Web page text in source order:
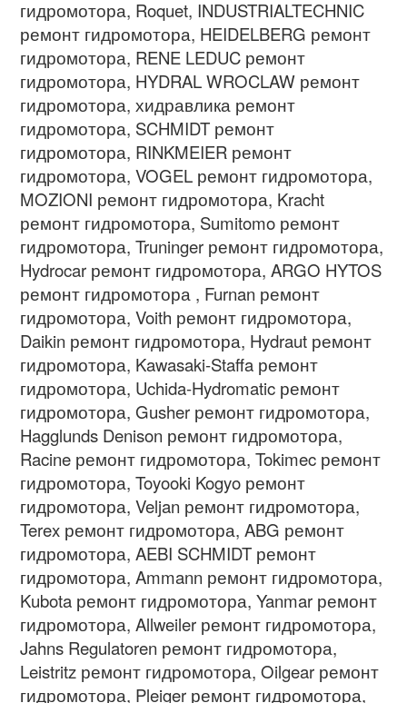
гидромотора, Roquet, INDUSTRIALTECHNIC
ремонт гидромотора, HEIDELBERG ремонт
гидромотора, RENE LEDUC ремонт
гидромотора, HYDRAL WROCLAW ремонт
гидромотора, хидравлика ремонт
гидромотора, SCHMIDT ремонт
гидромотора, RINKMEIER ремонт
гидромотора, VOGEL ремонт гидромотора,
MOZIONI ремонт гидромотора, Kracht
ремонт гидромотора, Sumitomo ремонт
гидромотора, Truninger ремонт гидромотора,
Hydrocar ремонт гидромотора, ARGO HYTOS
ремонт гидромотора , Furnan ремонт
гидромотора, Voith ремонт гидромотора,
Daikin ремонт гидромотора, Hydraut ремонт
гидромотора, Kawasaki-Staffa ремонт
гидромотора, Uchida-Hydromatic ремонт
гидромотора, Gusher ремонт гидромотора,
Hagglunds Denison ремонт гидромотора,
Racine ремонт гидромотора, Tokimec ремонт
гидромотора, Toyooki Kogyo ремонт
гидромотора, Veljan ремонт гидромотора,
Terex ремонт гидромотора, ABG ремонт
гидромотора, AEBI SCHMIDT ремонт
гидромотора, Ammann ремонт гидромотора,
Kubota ремонт гидромотора, Yanmar ремонт
гидромотора, Allweiler ремонт гидромотора,
Jahns Regulatoren ремонт гидромотора,
Leistritz ремонт гидромотора, Oilgear ремонт
гидромотора, Pleiger ремонт гидромотора,